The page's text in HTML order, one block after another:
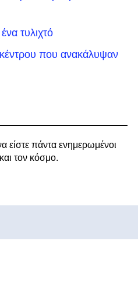
τυλιχτό
που ανακάλυψαν
είστε πάντα ενημερωμένοι
τον κόσμο.